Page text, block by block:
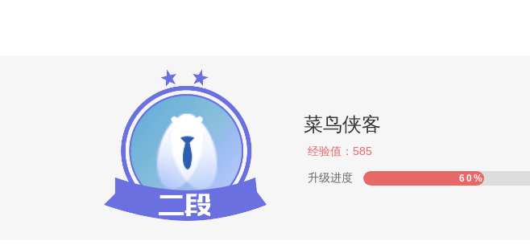
菜鸟侠客
经验值： 585
升级进度 60%